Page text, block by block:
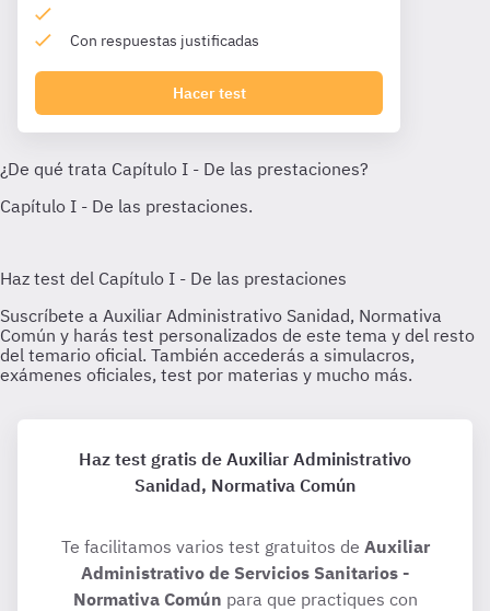
Con respuestas justificadas
Hacer test
Haz test gratis de Auxiliar Administrativo
Sanidad, Normativa Común
Te facilitamos varios test gratuitos de Auxiliar
Administrativo de Servicios Sanitarios -
Normativa Común para que practiques con